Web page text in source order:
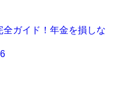
ガイド！年金を損しな